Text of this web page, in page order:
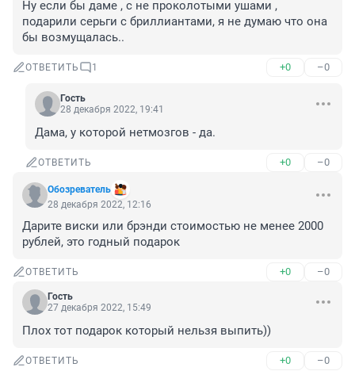
Ну если бы даме , с не проколотыми ушами ,
подарили серьги с бриллиантами, я не думаю что она
бы возмущалась..
ОТВЕТИТЬ 1 +0 –0
Гость
28 декабря 2022, 19:41
Дама, у которой нетмозгов - да.
ОТВЕТИТЬ +0 –0
Обозреватель
28 декабря 2022, 12:16
Дарите виски или брэнди стоимостью не менее 2000
рублей, это годный подарок
ОТВЕТИТЬ +0 –0
Гость
27 декабря 2022, 15:49
Плох тот подарок который нельзя выпить))
ОТВЕТИТЬ +0 –0